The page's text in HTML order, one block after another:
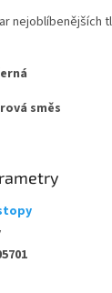
nejoblíbenějších
směs